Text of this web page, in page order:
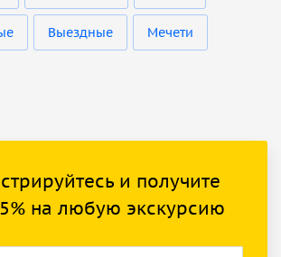
Выездные Мечети
и получите
на любую экскурсию